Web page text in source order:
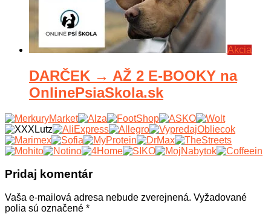
Akcia
DARČEK → AŽ 2 E-BOOKY na
OnlinePsiaSkola.sk
Pridaj komentár
Vaša e-mailová adresa nebude zverejnená. Vyžadované
polia sú označené *